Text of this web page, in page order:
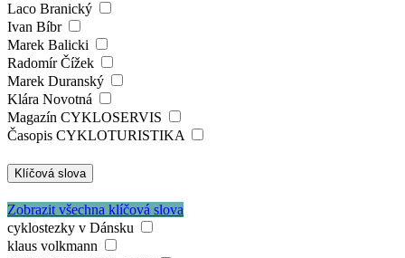
Laco Branický
Ivan Bíbr
Marek Balicki
Radomír Čížek
Marek Duranský
Klára Novotná
Magazín CYKLOSERVIS
Časopis CYKLOTURISTIKA
Klíčová slova
Zobrazit všechna klíčová slova
cyklostezky v Dánsku
klaus volkmann